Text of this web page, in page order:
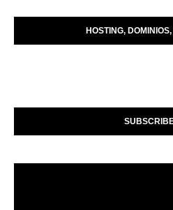
HOSTING,